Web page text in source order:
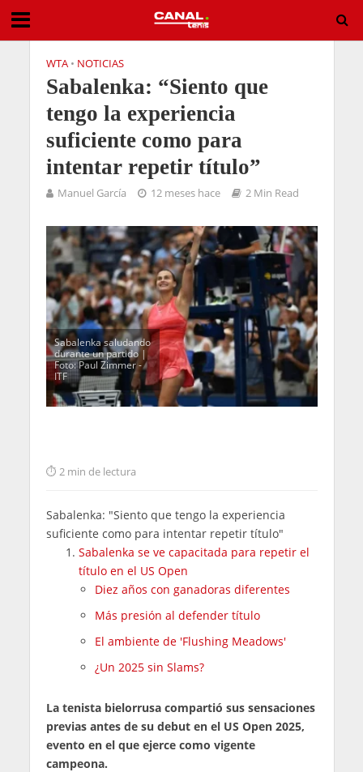
WTA • NOTICIAS
Sabalenka: “Siento que
tengo la experiencia
suficiente como para
intentar repetir título”
Manuel García 12 meses hace 2 Min Read
Sabalenka saludando
durante un partido |
Foto: Paul Zimmer -
ITF
2 min de lectura
Sabalenka: "Siento que tengo la experiencia
suficiente como para intentar repetir título"
Sabalenka se ve capacitada para repetir el
título en el US Open
Diez años con ganadoras diferentes
Más presión al defender título
El ambiente de 'Flushing Meadows'
¿Un 2025 sin Slams?
La tenista bielorrusa compartió sus sensaciones
previas antes de su debut en el US Open 2025,
evento en el que ejerce como vigente
campeona.